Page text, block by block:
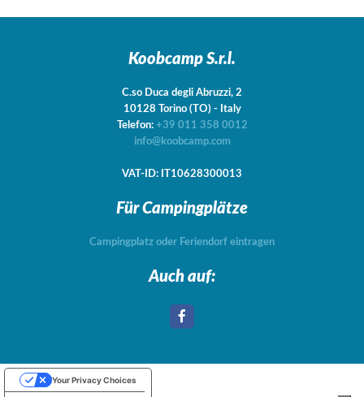
Koobcamp S.r.l.
C.so Duca degli Abruzzi, 2
10128 Torino (TO) - Italy
Telefon: +39 011 358 0012
info@koobcamp.com
VAT-ID: IT10628300013
Für Campingplätze
Campingplatz oder Feriendorf eintragen
Auch auf:
Your Privacy Choices